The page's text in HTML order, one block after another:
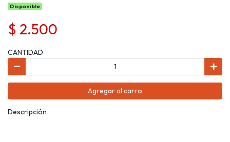
Disponible
$ 2.500
CANTIDAD
Agregar al carro
Descripción